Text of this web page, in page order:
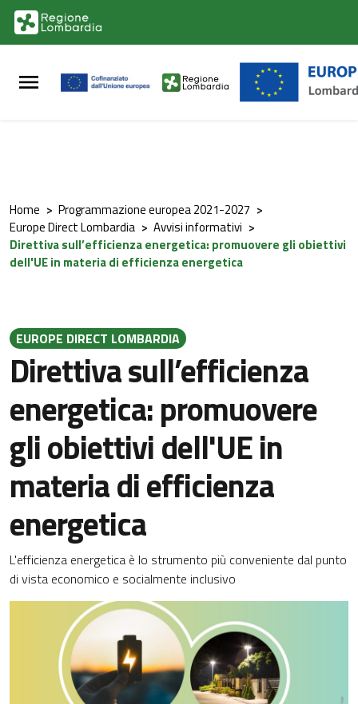
Vai al contenuto principale
Vai al footer
Home > Programmazione europea 2021-2027 >
Europe Direct Lombardia > Avvisi informativi >
Direttiva sull’efficienza energetica: promuovere gli obiettivi
dell'UE in materia di efficienza energetica
EUROPE DIRECT LOMBARDIA
Direttiva sull’efficienza
energetica: promuovere
gli obiettivi dell'UE in
materia di efficienza
energetica
L'efficienza energetica è lo strumento più conveniente dal punto
di vista economico e socialmente inclusivo